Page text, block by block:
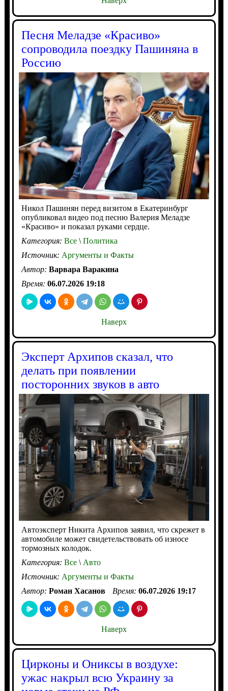
Песня Меладзе «Красиво»
сопроводила поездку Пашиняна в
Россию
Никол Пашинян перед визитом в Екатеринбург
опубликовал видео под песню Валерия Меладзе
«Красиво» и показал руками сердце.
Категория: Все\Политика
Источник: Аргументы и Факты
Автор: Варвара Варакина
Время: 06.07.2026 19:18
Наверх
Эксперт Архипов сказал, что
делать при появлении
посторонних звуков в авто
Автоэксперт Никита Архипов заявил, что скрежет в
автомобиле может свидетельствовать об износе
тормозных колодок.
Категория: Все\Авто
Источник: Аргументы и Факты
Автор: Роман Хасанов Время: 06.07.2026 19:17
Наверх
Цирконы и Ониксы в воздухе:
ужас накрыл всю Украину за